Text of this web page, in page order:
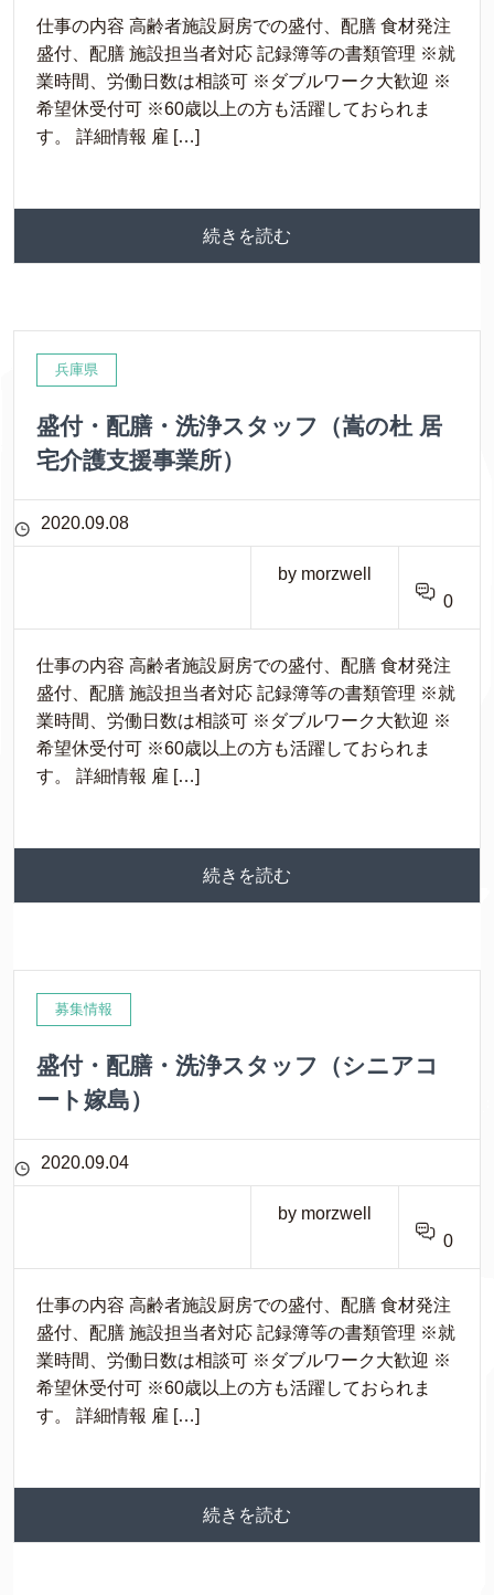
仕事の内容 高齢者施設厨房での盛付、配膳 食材発注
盛付、配膳 施設担当者対応 記録簿等の書類管理 ※就
業時間、労働日数は相談可 ※ダブルワーク大歓迎 ※
希望休受付可 ※60歳以上の方も活躍しておられま
す。 詳細情報 雇 […]
続きを読む
兵庫県
盛付・配膳・洗浄スタッフ（嵩の杜 居
宅介護支援事業所）
2020.09.08
by morzwell
0
仕事の内容 高齢者施設厨房での盛付、配膳 食材発注
盛付、配膳 施設担当者対応 記録簿等の書類管理 ※就
業時間、労働日数は相談可 ※ダブルワーク大歓迎 ※
希望休受付可 ※60歳以上の方も活躍しておられま
す。 詳細情報 雇 […]
続きを読む
募集情報
盛付・配膳・洗浄スタッフ（シニアコ
ート嫁島）
2020.09.04
by morzwell
0
仕事の内容 高齢者施設厨房での盛付、配膳 食材発注
盛付、配膳 施設担当者対応 記録簿等の書類管理 ※就
業時間、労働日数は相談可 ※ダブルワーク大歓迎 ※
希望休受付可 ※60歳以上の方も活躍しておられま
す。 詳細情報 雇 […]
続きを読む